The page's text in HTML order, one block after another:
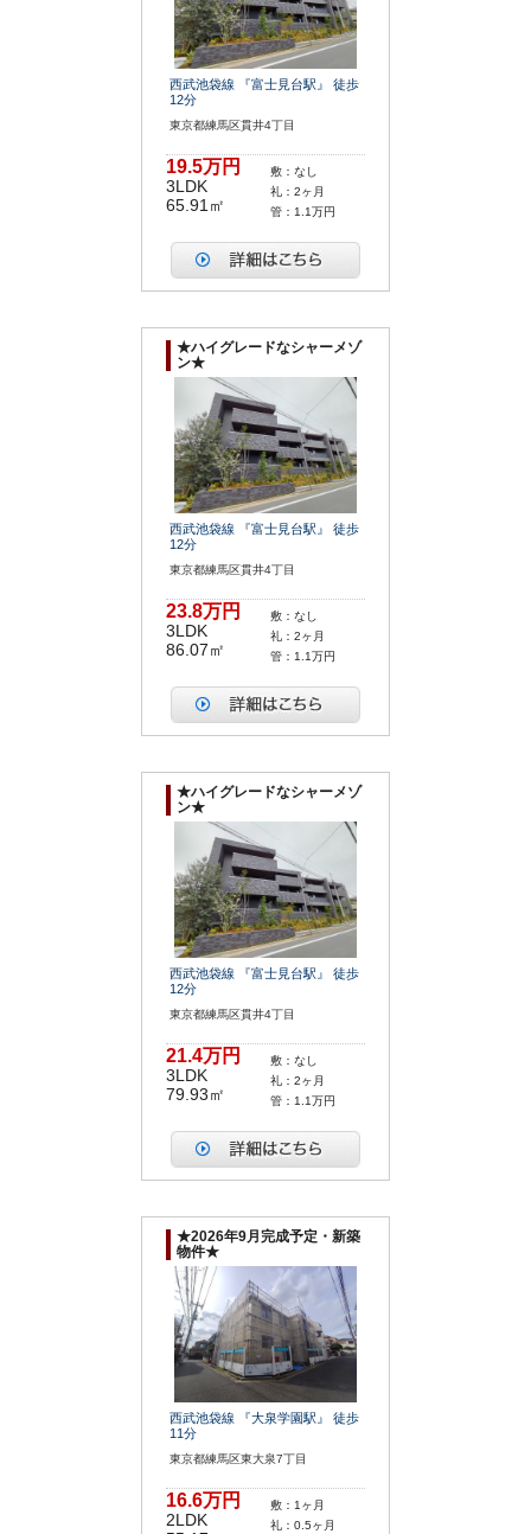
西武池袋線 『富士見台駅』 徒歩
12分
東京都練馬区貫井4丁目
19.5万円
3LDK
65.91㎡
敷：なし
礼：2ヶ月
管：1.1万円
★ハイグレードなシャーメゾ
ン★
西武池袋線 『富士見台駅』 徒歩
12分
東京都練馬区貫井4丁目
23.8万円
3LDK
86.07㎡
敷：なし
礼：2ヶ月
管：1.1万円
★ハイグレードなシャーメゾ
ン★
西武池袋線 『富士見台駅』 徒歩
12分
東京都練馬区貫井4丁目
21.4万円
3LDK
79.93㎡
敷：なし
礼：2ヶ月
管：1.1万円
★2026年9月完成予定・新築
物件★
西武池袋線 『大泉学園駅』 徒歩
11分
東京都練馬区東大泉7丁目
16.6万円
2LDK
敷：1ヶ月
礼：0.5ヶ月